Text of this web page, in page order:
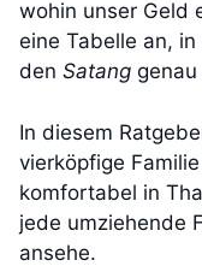
wohin unser Geld
eine Tabelle an,
den Satang
In diesem
vierköpfige
komfortabel in
jede umziehende
ansehe.